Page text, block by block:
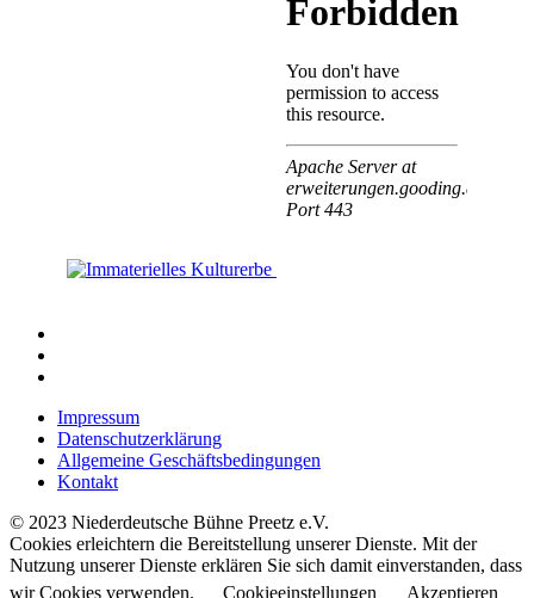
Impressum
Datenschutzerklärung
Allgemeine Geschäftsbedingungen
Kontakt
© 2023 Niederdeutsche Bühne Preetz e.V.
Cookies erleichtern die Bereitstellung unserer Dienste. Mit der
Nutzung unserer Dienste erklären Sie sich damit einverstanden, dass
wir Cookies verwenden.
Cookieeinstellungen Akzeptieren